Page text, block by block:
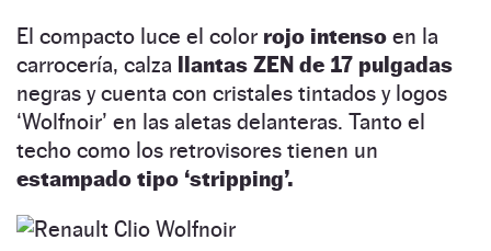
El compacto luce el color rojo intenso en la
carrocería, calza llantas ZEN de 17 pulgadas
negras y cuenta con cristales tintados y logos
‘Wolfnoir’ en las aletas delanteras. Tanto el
techo como los retrovisores tienen un
estampado tipo ‘stripping’.